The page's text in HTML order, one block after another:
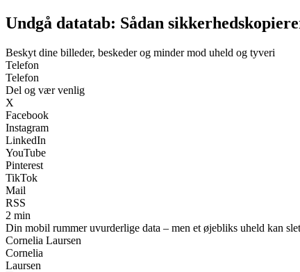
Undgå datatab: Sådan
Beskyt dine billeder, beskeder og minder mod uheld og tyveri
Telefon
Telefon
Del og vær venlig
X
Facebook
Instagram
LinkedIn
YouTube
Pinterest
TikTok
Mail
RSS
2 min
Din mobil rummer uvurderlige data – men et øjebliks uheld kan
Cornelia Laursen
Cornelia
Laursen